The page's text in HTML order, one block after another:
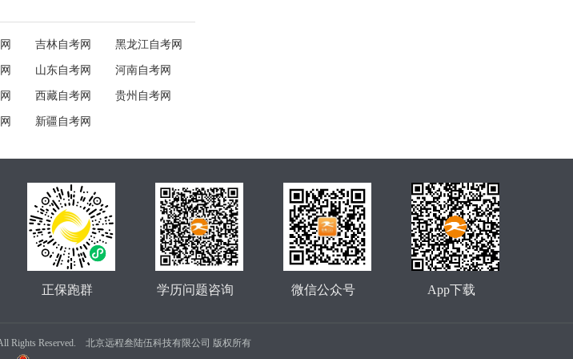
吉林自考网 黑龙江自考网
山东自考网 河南自考网
西藏自考网 贵州自考网
新疆自考网
App下载
微信公众号
学历问题咨询
正保跑群
Rights Reserved. 北京远程叁陆伍科技有限公司 版权所有